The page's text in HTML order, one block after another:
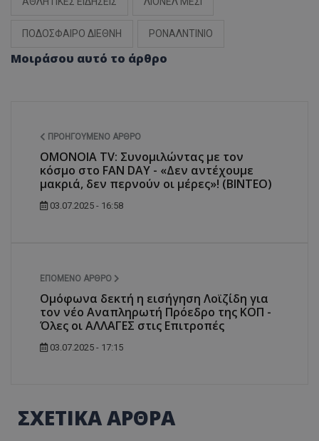
ΠΟΔΟΣΦΑΙΡΟ ΔΙΕΘΝΗ ΡΟΝΑΛΝΤΙΝΙΟ
Μοιράσου αυτό το άρθρο
ΠΡΟΗΓΟΎΜΕΝΟ ΆΡΘΡΟ
OMONOIA TV: Συνομιλώντας με τον
κόσμο στο FAN DAY - «Δεν αντέχουμε
μακριά, δεν περνούν οι μέρες»! (ΒΙΝΤΕΟ)
03.07.2025 - 16:58
ΕΠΌΜΕΝΟ ΆΡΘΡΟ
Ομόφωνα δεκτή η εισήγηση Λοϊζίδη για
τον νέο Αναπληρωτή Πρόεδρο της ΚΟΠ -
Όλες οι ΑΛΛΑΓΕΣ στις Επιτροπές
03.07.2025 - 17:15
ΣΧΕΤΙΚΑ ΑΡΘΡΑ